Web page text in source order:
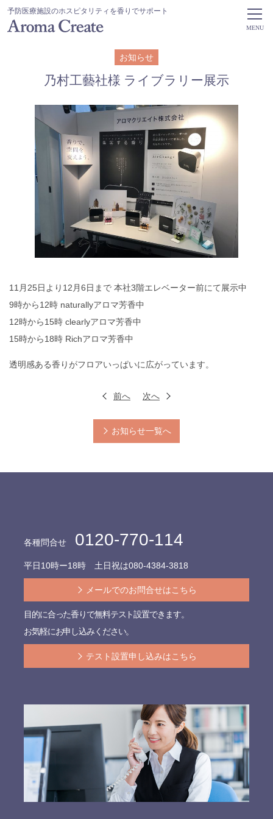
予防医療施設のホスピタリティを香りでサポート
MENU
お知らせ
乃村工藝社様 ライブラリー展示
11月25日より12月6日まで 本社3階エレベーター前にて展示中
9時から12時 naturallyアロマ芳香中
12時から15時 clearlyアロマ芳香中
15時から18時 Richアロマ芳香中
透明感ある香りがフロアいっぱいに広がっています。
前へ 次へ
お知らせ一覧へ
各種問合せ 0120-770-114
平日10時ー18時 土日祝は080-4384-3818
メールでのお問合せはこちら
目的に合った香りで無料テスト設置できます。
お気軽にお申し込みください。
テスト設置申し込みはこちら